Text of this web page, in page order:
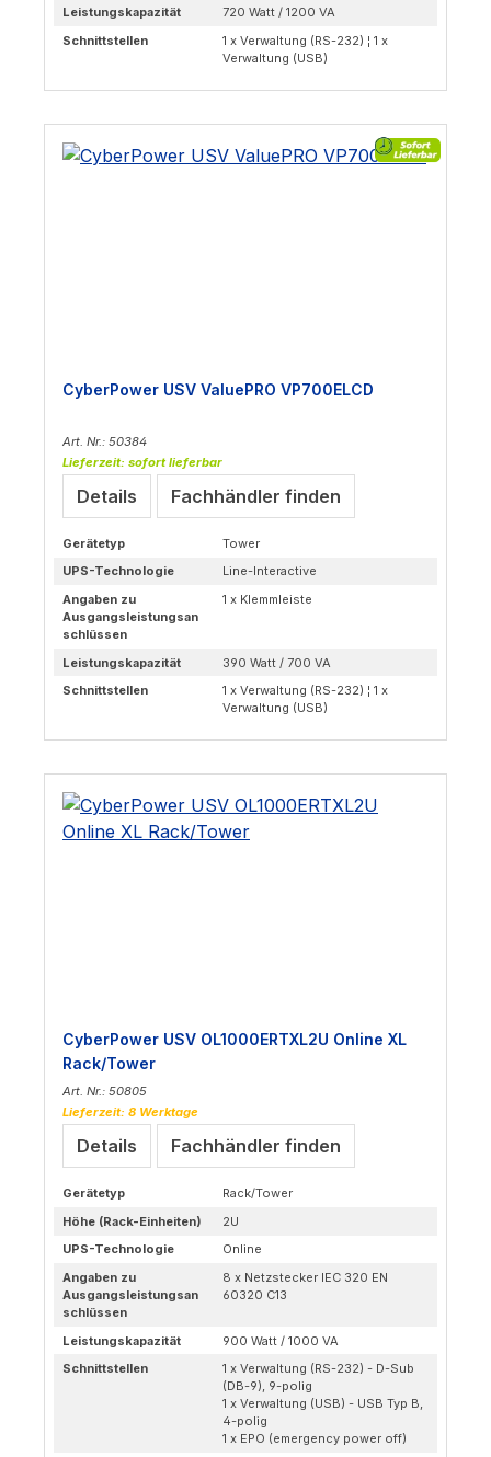
Leistungskapazität
720 Watt / 1200 VA
Schnittstellen
1 x Verwaltung (RS-232) ¦ 1 x
Verwaltung (USB)
CyberPower USV ValuePRO VP700ELCD
Art. Nr.: 50384
Lieferzeit: sofort lieferbar
Details Fachhändler finden
Gerätetyp
Tower
UPS-Technologie
Line-Interactive
Angaben zu
Ausgangsleistungsan
schlüssen
1 x Klemmleiste
Leistungskapazität
390 Watt / 700 VA
Schnittstellen
1 x Verwaltung (RS-232) ¦ 1 x
Verwaltung (USB)
CyberPower USV OL1000ERTXL2U Online XL
Rack/Tower
Art. Nr.: 50805
Lieferzeit: 8 Werktage
Details Fachhändler finden
Gerätetyp
Rack/Tower
Höhe (Rack-Einheiten)
2U
UPS-Technologie
Online
Angaben zu
Ausgangsleistungsan
schlüssen
8 x Netzstecker IEC 320 EN
60320 C13
Leistungskapazität
900 Watt / 1000 VA
Schnittstellen
1 x Verwaltung (RS-232) - D-Sub
(DB-9), 9-polig
1 x Verwaltung (USB) - USB Typ B,
4-polig
1 x EPO (emergency power off)